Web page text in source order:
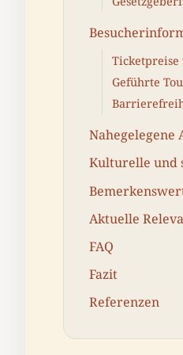
Ticketpreise
Geführte
Kulturelle und
Aktuelle
FAQ
Fazit
Referenzen